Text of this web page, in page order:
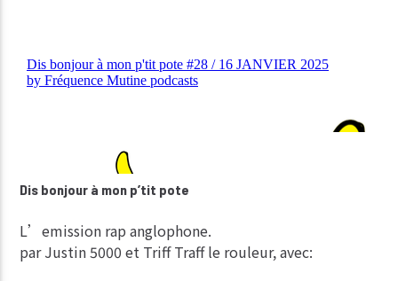
Dis bonjour à mon p’tit pote
L’emission rap anglophone.
par Justin 5000 et Triff Traff le rouleur, avec: